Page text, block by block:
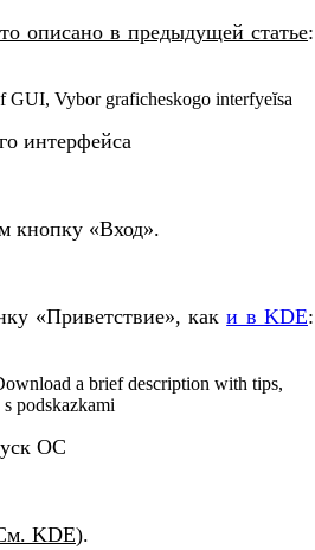
описано в предыдущей статье:
интерфейса
кнопку «Вход».
«Приветствие», каки в KDE:
ОС
KDE).